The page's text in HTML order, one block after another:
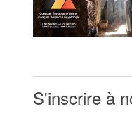
S'inscrire à